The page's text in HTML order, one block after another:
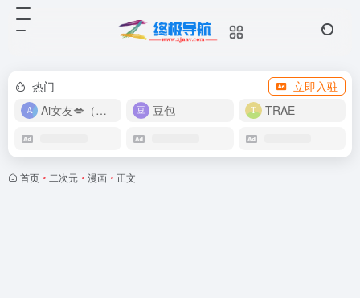
热门
立即入驻
Ai女友💋（在线畅玩）
豆包 TRAE
首页 • 二次元 • 漫画 • 正文